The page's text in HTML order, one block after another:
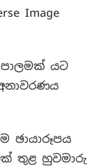
Image
පාලමක් යට
ඡායාරූපය
තුළ හුවමාරු